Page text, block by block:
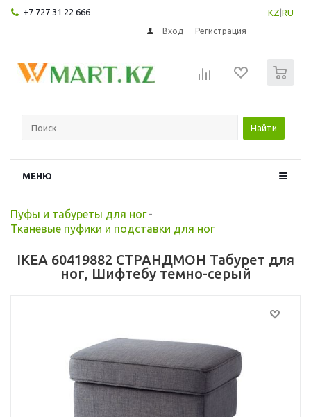
+7 727 31 22 666 KZ RU
Вход Регистрация
Найти
МЕНЮ
Пуфы и табуреты для ног -
Тканевые пуфики и подставки для ног
IKEA 60419882 СТРАНДМОН Табурет для
ног, Шифтебу темно-серый